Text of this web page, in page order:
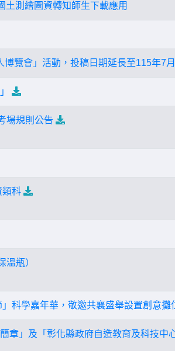
土測繪圖資轉知師生下載應用
覽會」活動，投稿日期延長至115年7
場規則公告
類科
瓶）
科學嘉年華，敬邀共襄盛舉設置創意攤
章」及「彰化縣政府自造教育及科技中